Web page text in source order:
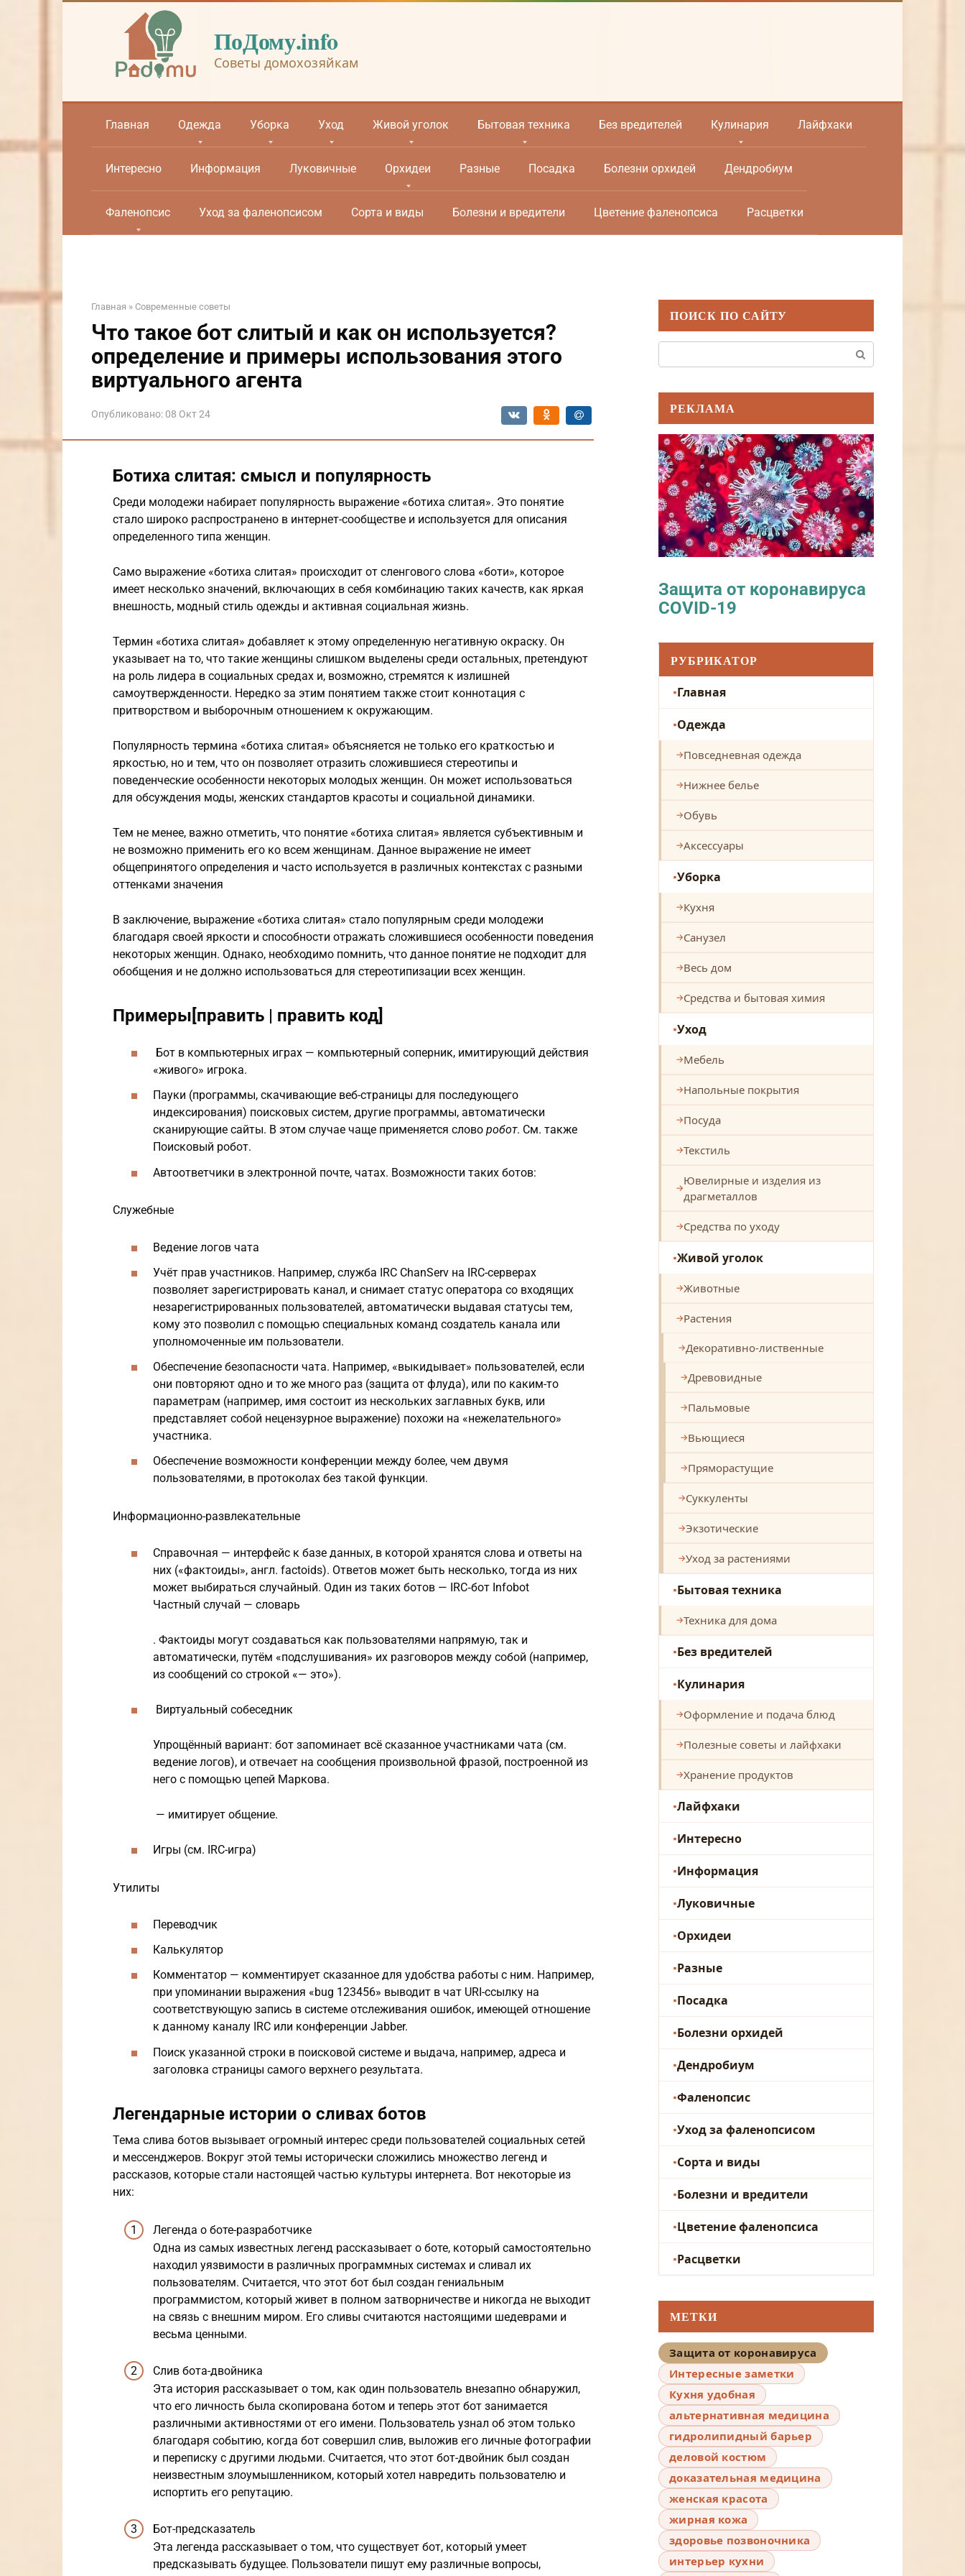
ПоДому.info
Советы домохозяйкам
Главная Одежда Уборка Уход Живой уголок Бытовая техника Без вредителей Кулинария Лайфхаки
Интересно Информация Луковичные Орхидеи Разные Посадка Болезни орхидей Дендробиум
Фаленопсис Уход за фаленопсисом Сорта и виды Болезни и вредители Цветение фаленопсиса Расцветки
Главная » Современные советы
Что такое бот слитый и как он используется?
определение и примеры использования этого
виртуального агента
Опубликовано: 08 Окт 24
Ботиха слитая: смысл и популярность
Среди молодежи набирает популярность выражение «ботиха слитая». Это понятие
стало широко распространено в интернет-сообществе и используется для описания
определенного типа женщин.
Само выражение «ботиха слитая» происходит от сленгового слова «боти», которое
имеет несколько значений, включающих в себя комбинацию таких качеств, как яркая
внешность, модный стиль одежды и активная социальная жизнь.
Термин «ботиха слитая» добавляет к этому определенную негативную окраску. Он
указывает на то, что такие женщины слишком выделены среди остальных, претендуют
на роль лидера в социальных средах и, возможно, стремятся к излишней
самоутвержденности. Нередко за этим понятием также стоит коннотация с
притворством и выборочным отношением к окружающим.
Популярность термина «ботиха слитая» объясняется не только его краткостью и
яркостью, но и тем, что он позволяет отразить сложившиеся стереотипы и
поведенческие особенности некоторых молодых женщин. Он может использоваться
для обсуждения моды, женских стандартов красоты и социальной динамики.
Тем не менее, важно отметить, что понятие «ботиха слитая» является субъективным и
не возможно применить его ко всем женщинам. Данное выражение не имеет
общепринятого определения и часто используется в различных контекстах с разными
оттенками значения
В заключение, выражение «ботиха слитая» стало популярным среди молодежи
благодаря своей яркости и способности отражать сложившиеся особенности поведения
некоторых женщин. Однако, необходимо помнить, что данное понятие не подходит для
обобщения и не должно использоваться для стереотипизации всех женщин.
Примеры[править | править код]
Бот в компьютерных играх — компьютерный соперник, имитирующий действия
«живого» игрока.
Пауки (программы, скачивающие веб-страницы для последующего
индексирования) поисковых систем, другие программы, автоматически
сканирующие сайты. В этом случае чаще применяется слово робот. См. также
Поисковый робот.
Автоответчики в электронной почте, чатах. Возможности таких ботов:
Служебные
Ведение логов чата
Учёт прав участников. Например, служба IRC ChanServ на IRC-серверах
позволяет зарегистрировать канал, и снимает статус оператора со входящих
незарегистрированных пользователей, автоматически выдавая статусы тем,
кому это позволил с помощью специальных команд создатель канала или
уполномоченные им пользователи.
Обеспечение безопасности чата. Например, «выкидывает» пользователей, если
они повторяют одно и то же много раз (защита от флуда), или по каким-то
параметрам (например, имя состоит из нескольких заглавных букв, или
представляет собой нецензурное выражение) похожи на «нежелательного»
участника.
Обеспечение возможности конференции между более, чем двумя
пользователями, в протоколах без такой функции.
Информационно-развлекательные
Справочная — интерфейс к базе данных, в которой хранятся слова и ответы на
них («фактоиды», англ. factoids). Ответов может быть несколько, тогда из них
может выбираться случайный. Один из таких ботов — IRC‑бот Infobot
Частный случай — словарь
. Фактоиды могут создаваться как пользователями напрямую, так и
автоматически, путём «подслушивания» их разговоров между собой (например,
из сообщений со строкой «— это»).
Виртуальный собеседник
Упрощённый вариант: бот запоминает всё сказанное участниками чата (см.
ведение логов), и отвечает на сообщения произвольной фразой, построенной из
него с помощью цепей Маркова.
— имитирует общение.
Игры (см. IRC-игра)
Утилиты
Переводчик
Калькулятор
Комментатор — комментирует сказанное для удобства работы с ним. Например,
при упоминании выражения «bug 123456» выводит в чат URI-ссылку на
соответствующую запись в системе отслеживания ошибок, имеющей отношение
к данному каналу IRC или конференции Jabber.
Поиск указанной строки в поисковой системе и выдача, например, адреса и
заголовка страницы самого верхнего результата.
Легендарные истории о сливах ботов
Тема слива ботов вызывает огромный интерес среди пользователей социальных сетей
и мессенджеров. Вокруг этой темы исторически сложились множество легенд и
рассказов, которые стали настоящей частью культуры интернета. Вот некоторые из
них:
Легенда о боте-разработчике
Одна из самых известных легенд рассказывает о боте, который самостоятельно
находил уязвимости в различных программных системах и сливал их
пользователям. Считается, что этот бот был создан гениальным
программистом, который живет в полном затворничестве и никогда не выходит
на связь с внешним миром. Его сливы считаются настоящими шедеврами и
весьма ценными.
Слив бота-двойника
Эта история рассказывает о том, как один пользователь внезапно обнаружил,
что его личность была скопирована ботом и теперь этот бот занимается
различными активностями от его имени. Пользователь узнал об этом только
благодаря событию, когда бот совершил слив, выложив его личные фотографии
и переписку с другими людьми. Считается, что этот бот-двойник был создан
неизвестным злоумышленником, который хотел навредить пользователю и
испортить его репутацию.
Бот-предсказатель
Эта легенда рассказывает о том, что существует бот, который умеет
предсказывать будущее. Пользователи пишут ему различные вопросы,
ПОИСК ПО САЙТУ
РЕКЛАМА
Защита от коронавируса
COVID-19
РУБРИКАТОР
Главная
Одежда
Повседневная одежда
Нижнее белье
Обувь
Аксессуары
Уборка
Кухня
Санузел
Весь дом
Средства и бытовая химия
Уход
Мебель
Напольные покрытия
Посуда
Текстиль
Ювелирные и изделия из
драгметаллов
Средства по уходу
Живой уголок
Животные
Растения
Декоративно-лиственные
Древовидные
Пальмовые
Вьющиеся
Пряморастущие
Суккуленты
Экзотические
Уход за растениями
Бытовая техника
Техника для дома
Без вредителей
Кулинария
Оформление и подача блюд
Полезные советы и лайфхаки
Хранение продуктов
Лайфхаки
Интересно
Информация
Луковичные
Орхидеи
Разные
Посадка
Болезни орхидей
Дендробиум
Фаленопсис
Уход за фаленопсисом
Сорта и виды
Болезни и вредители
Цветение фаленопсиса
Расцветки
МЕТКИ
Защита от коронавируса
Интересные заметки
Кухня удобная
альтернативная медицина
гидролипидный барьер
деловой костюм
доказательная медицина
женская красота
жирная кожа
здоровье позвоночника
интерьер кухни